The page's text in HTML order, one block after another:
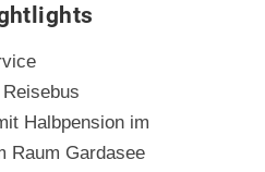
Halbpension im
Raum Gardasee